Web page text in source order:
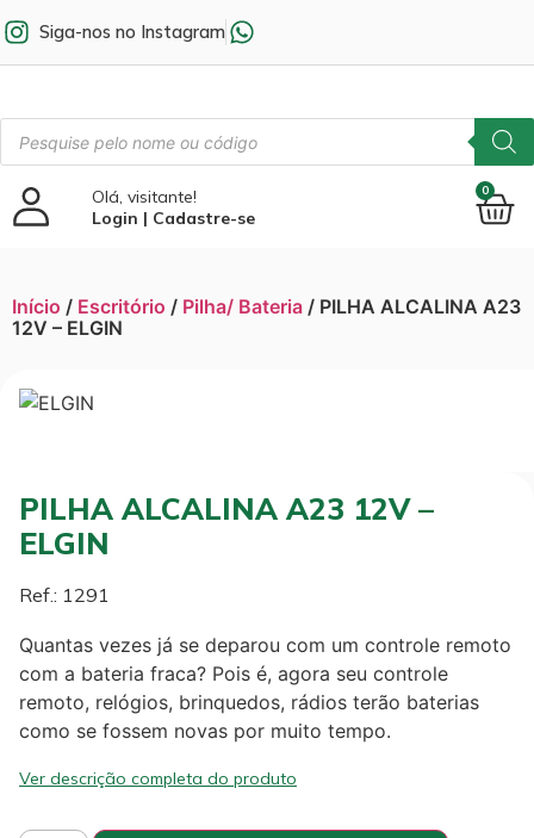
Siga-nos no Instagram
Olá, visitante!
Login | Cadastre-se
0
Início / Escritório / Pilha/ Bateria / PILHA ALCALINA A23
12V – ELGIN
PILHA ALCALINA A23 12V –
ELGIN
Ref.: 1291
Quantas vezes já se deparou com um controle remoto
com a bateria fraca? Pois é, agora seu controle
remoto, relógios, brinquedos, rádios terão baterias
como se fossem novas por muito tempo.
Ver descrição completa do produto